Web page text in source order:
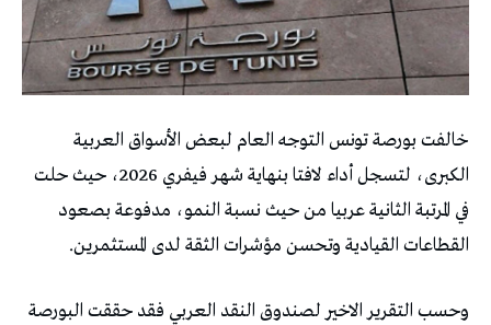
خالفت بورصة تونس التوجه العام لبعض الأسواق العربية
الكبرى، لتسجل أداء لافتا بنهاية شهر فيفري 2026، حيث حلت
في المرتبة الثانية عربيا من حيث نسبة النمو، مدفوعة بصعود
القطاعات القيادية وتحسن مؤشرات الثقة لدى المستثمرين.
وحسب التقرير الاخير لصندوق النقد العربي فقد حققت البورصة